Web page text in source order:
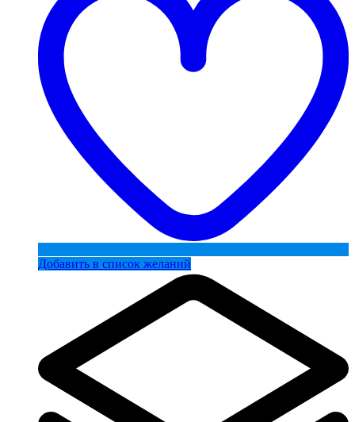
Добавить в список желаний